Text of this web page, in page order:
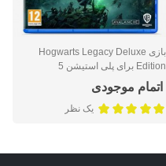
بازی Hogwarts Legacy Deluxe
Edition برای پلی استیشن 5
اتمام موجودی
یک نظر